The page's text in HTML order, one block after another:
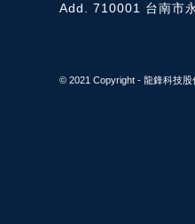
Add. 710001 台南市
© 2021 Copyright - 龍鋒科技股